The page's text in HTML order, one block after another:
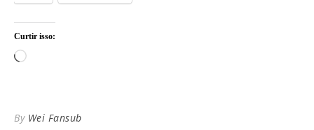
Curtir isso:
Carregando...
By Wei Fansub